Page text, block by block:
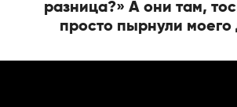
разница?» А они там,
просто пырнули моего